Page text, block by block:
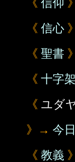
《 信仰
《 信心 》
《 聖書
《 十字架
《 ユダ
》→ 今日
《 教義 》